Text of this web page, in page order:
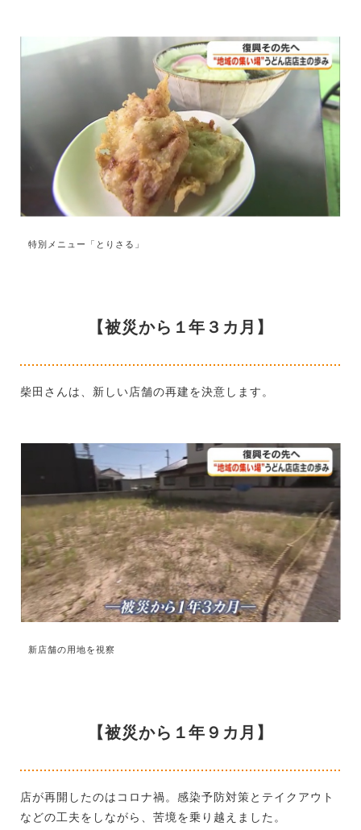
特別メニュー「とりさる」
【被災から１年３カ月】
柴田さんは、新しい店舗の再建を決意します。
新店舗の用地を視察
【被災から１年９カ月】
店が再開したのはコロナ禍。感染予防対策とテイクアウト
などの工夫をしながら、苦境を乗り越えました。